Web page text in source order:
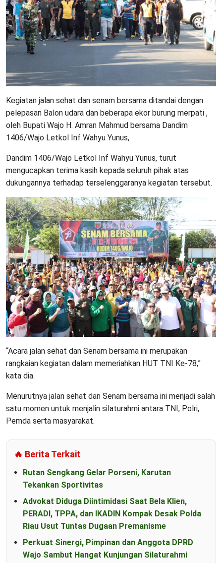
Kegiatan jalan sehat dan senam bersama ditandai dengan
pelepasan Balon udara dan beberapa ekor burung merpati ,
oleh Bupati Wajo H. Amran Mahmud bersama Dandim
1406/Wajo Letkol Inf Wahyu Yunus,
Dandim 1406/Wajo Letkol Inf Wahyu Yunus, turut
mengucapkan terima kasih kepada seluruh pihak atas
dukungannya terhadap terselenggaranya kegiatan tersebut.
“Acara jalan sehat dan Senam bersama ini merupakan
rangkaian kegiatan dalam memeriahkan HUT TNI Ke-78,”
kata dia.
Menurutnya jalan sehat dan Senam bersama ini menjadi salah
satu momen untuk menjalin silaturahmi antara TNI, Polri,
Pemda serta masyarakat.
🔥 Berita Terkait
Rutan Sengkang Gelar Porseni, Karutan
Tekankan Sportivitas
Advokat Diduga Diintimidasi Saat Bela Klien,
PERADI, TPPA, dan IKADIN Kompak Desak Polda
Riau Usut Tuntas Dugaan Premanisme
Perkuat Sinergi, Pimpinan dan Anggota DPRD
Wajo Sambut Hangat Kunjungan Silaturahmi